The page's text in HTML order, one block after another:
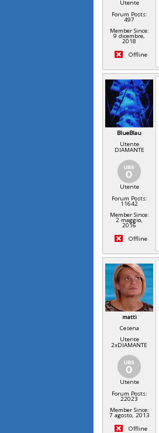
Utente
Forum Posts:
497
Member Since:
9 dicembre,
2018
Offline
BlueBlau
Utente
DIAMANTE
Utente
Forum Posts:
11642
Member Since:
2 maggio,
2016
Offline
matti
Cesena
Utente
2xDIAMANTE
Utente
Forum Posts:
22023
Member Since:
7 agosto, 2013
Offline